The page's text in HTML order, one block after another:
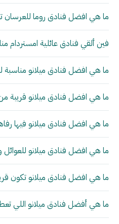
ما هي افضل فنادق روما للعرسان
فين ألقي فنادق عائلية امستردام
ما هي افضل فنادق ميلانو مناسبة
ما هي افضل فنادق ميلانو قريبة
ما هي افضل فنادق ميلانو فيها
ما هي افضل فنادق ميلانو
ما هي افضل فنادق ميلانو تكون
ما هي أفضل فنادق ميلانو اللي